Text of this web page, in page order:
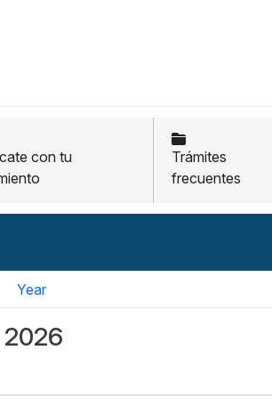
con tu
Trámites
frecuentes
Year